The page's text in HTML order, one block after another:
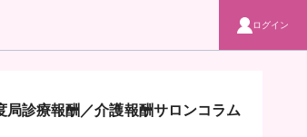
ログイン
局診療報酬／介護報酬サロンコラム